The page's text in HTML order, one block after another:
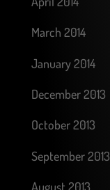
March 2014
January 2014
December 2013
October 2013
September 2013
August 2013